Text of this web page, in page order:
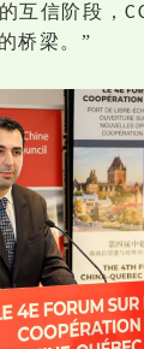
互信阶段，
桥梁。”